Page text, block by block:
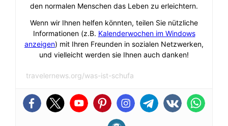
den normalen Menschen das Leben zu erleichtern.
Wenn wir Ihnen helfen könnten, teilen Sie nützliche
Informationen (z.B. Kalenderwochen im Windows
anzeigen) mit Ihren Freunden in sozialen Netzwerken,
und vielleicht werden sie Ihnen auch danken!
travelernews.org/was-ist-schufa